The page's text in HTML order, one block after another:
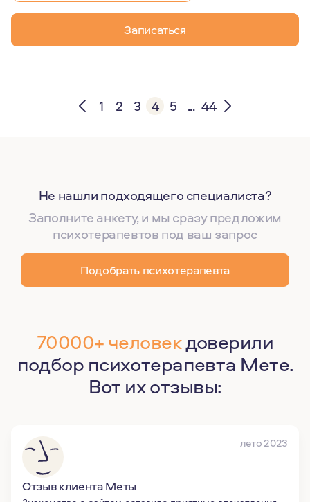
Записаться
1 2 3 4 5 ... 44
Не нашли подходящего специалиста?
Заполните анкету, и мы сразу предложим
психотерапевтов под ваш запрос
Подобрать психотерапевта
70000+ человекдоверили
подбор психотерапевта Мете.
Вот их отзывы:
лето 2023
Отзыв клиента Меты